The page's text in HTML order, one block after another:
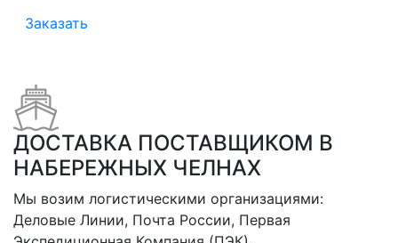
Заказать
ДОСТАВКА ПОСТАВЩИКОМ В
НАБЕРЕЖНЫХ ЧЕЛНАХ
Мы возим логистическими организациями:
Деловые Линии, Почта России, Первая